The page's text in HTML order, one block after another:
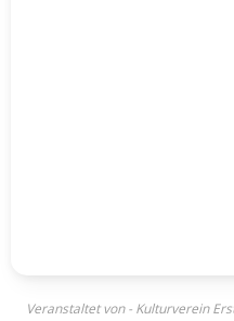
Veranstaltet von - Kulturverein